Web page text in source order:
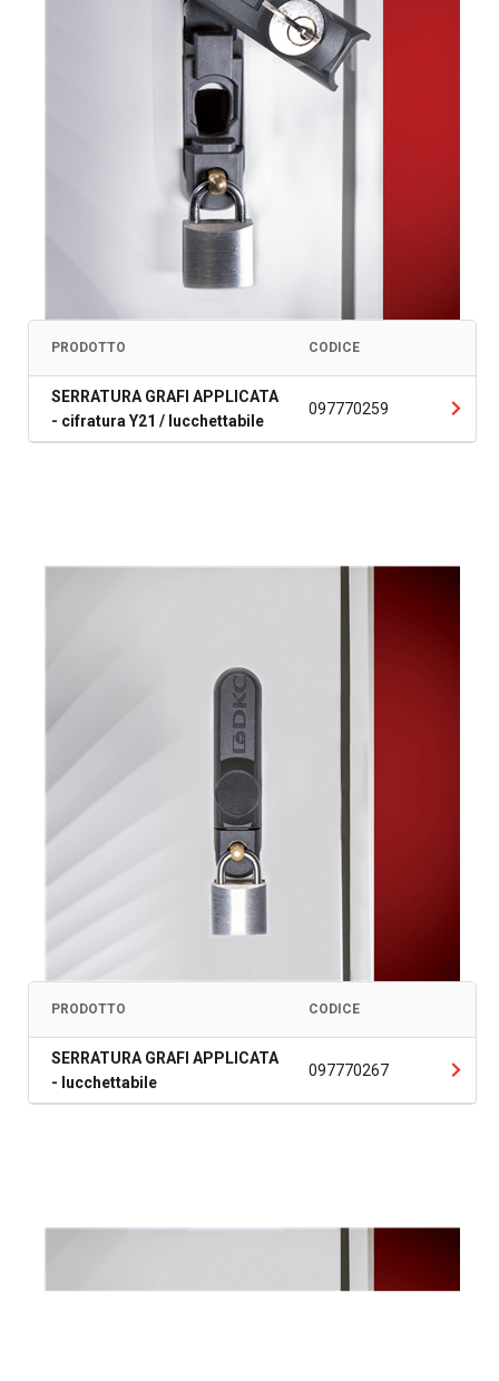
PRODOTTO CODICE
SERRATURA GRAFI APPLICATA
- cifratura Y21 / lucchettabile
097770259
PRODOTTO CODICE
SERRATURA GRAFI APPLICATA
- lucchettabile
097770267